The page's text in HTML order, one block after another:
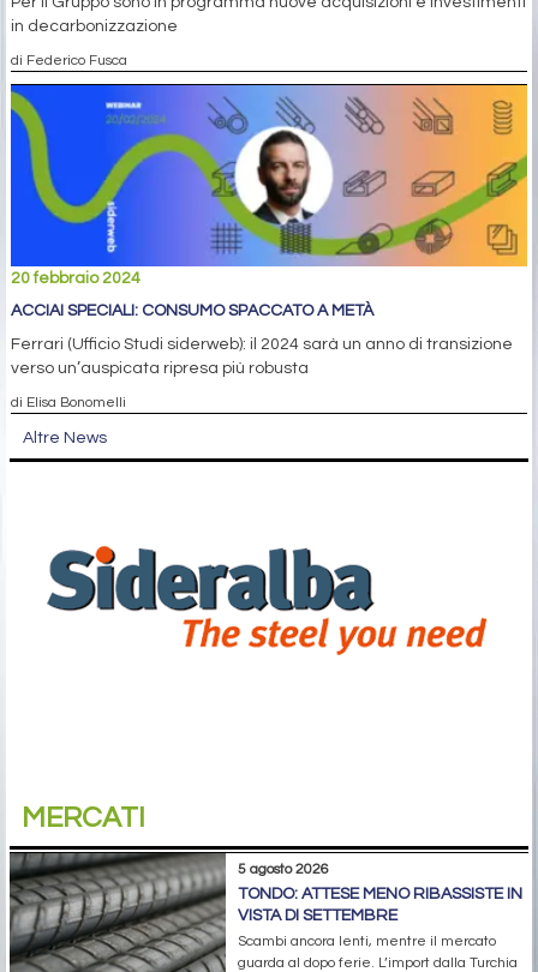
in decarbonizzazione
di Federico Fusca
20 febbraio 2024
ACCIAI SPECIALI: CONSUMO SPACCATO A METÀ
Ferrari (Ufficio Studi siderweb): il 2024 sarà un anno di transizione
verso un’auspicata ripresa più robusta
di Elisa Bonomelli
Altre News
MERCATI
5 agosto 2026
TONDO: ATTESE MENO RIBASSISTE IN
VISTA DI SETTEMBRE
Scambi ancora lenti, mentre il mercato
guarda al dopo ferie. L’import dalla Turchia